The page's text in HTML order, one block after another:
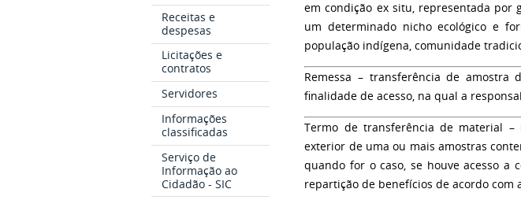
Receitas e
despesas
Licitações e
contratos
Servidores
Informações
classificadas
Serviço de
Informação ao
Cidadão - SIC
em condição ex situ, representada por
um determinado nicho ecológico e
população indígena, comunidade
Remessa – transferência de amostra
finalidade de acesso, na qual a
Termo de transferência de material –
exterior de uma ou mais amostras
quando for o caso, se houve acesso a
repartição de benefícios de acordo com